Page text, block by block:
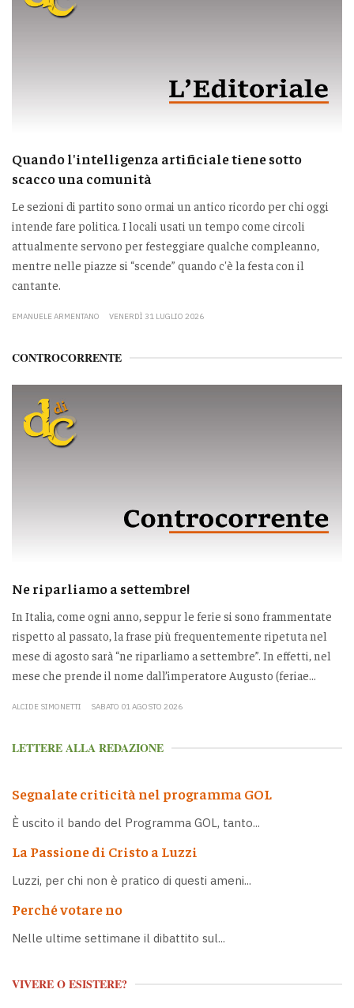
Quando l'intelligenza artificiale tiene sotto
scacco una comunità
Le sezioni di partito sono ormai un antico ricordo per chi oggi
intende fare politica. I locali usati un tempo come circoli
attualmente servono per festeggiare qualche compleanno,
mentre nelle piazze si “scende” quando c'è la festa con il
cantante.
EMANUELE ARMENTANO VENERDÌ 31 LUGLIO 2026
CONTROCORRENTE
Ne riparliamo a settembre!
In Italia, come ogni anno, seppur le ferie si sono frammentate
rispetto al passato, la frase più frequentemente ripetuta nel
mese di agosto sarà “ne riparliamo a settembre”. In effetti, nel
mese che prende il nome dall’imperatore Augusto (feriae...
ALCIDE SIMONETTI SABATO 01 AGOSTO 2026
LETTERE ALLA REDAZIONE
Segnalate criticità nel programma GOL
È uscito il bando del Programma GOL, tanto...
La Passione di Cristo a Luzzi
Luzzi, per chi non è pratico di questi ameni...
Perché votare no
Nelle ultime settimane il dibattito sul...
VIVERE O ESISTERE?